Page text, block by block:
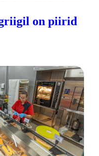
on piirid